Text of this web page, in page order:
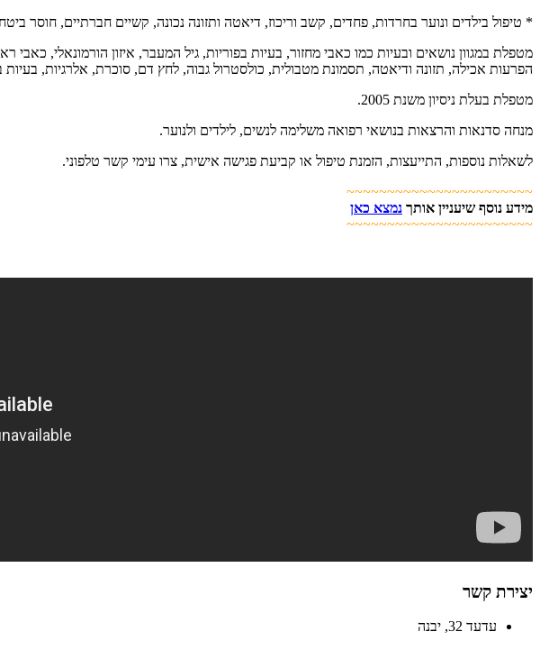
* טיפול בילדים ונוער בחרדות, פחדים, קשב וריכוז, דיאטה ותזונה נכונה, קשיים חברתיים, חוסר
מטפלת במגוון נושאים ובעיות כמו כאבי מחזור, בעיות בפוריות, גיל המעבר, איזון הורמונאלי, כאבי
הפרעות אכילה, תזונה ודיאטה, תסמונת מטבולית, כולסטרול גבוה, לחץ דם, סוכרת, אלרגיות, בעיות
מטפלת בעלת ניסיון משנת 2005.
מנחה סדנאות והרצאות בנושאי רפואה משלימה לנשים, לילדים ולנוער.
לשאלות נוספות, התייעצות, הזמנת טיפול או קביעת פגישה אישית, צרו עימי קשר טלפוני.
~~~~~~~~~~~~~~~~~~~~~~~
מידע נוסף שיעניין אותך נמצא כאן
~~~~~~~~~~~~~~~~~~~~~~~
יצירת קשר
עדעד 32, יבנה